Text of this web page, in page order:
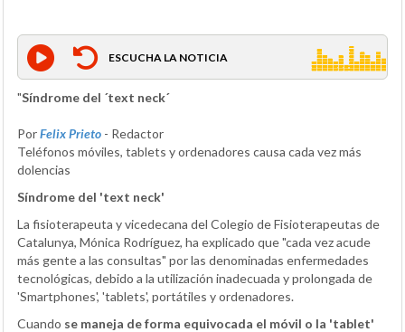
ESCUCHA LA NOTICIA
"Síndrome del ´text neck´
PorFelix Prieto - Redactor
Teléfonos móviles, tablets y ordenadores causa cada vez más
dolencias
Síndrome del 'text neck'
La fisioterapeuta y vicedecana del Colegio de Fisioterapeutas de
Catalunya, Mónica Rodríguez, ha explicado que "cada vez acude
más gente a las consultas" por las denominadas enfermedades
tecnológicas, debido a la utilización inadecuada y prolongada de
'Smartphones', 'tablets', portátiles y ordenadores.
Cuando se maneja de forma equivocada el móvil o la 'tablet'